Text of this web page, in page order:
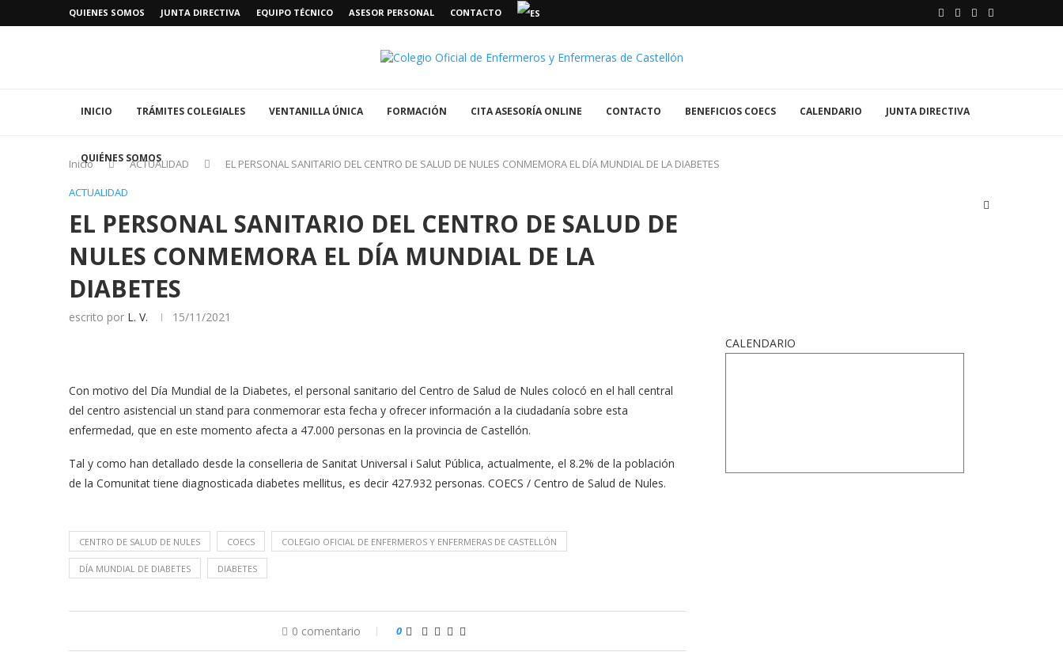
QUIENES SOMOS JUNTA DIRECTIVA EQUIPO TÉCNICO ASESOR PERSONAL CONTACTO
INICIO TRÁMITES COLEGIALES VENTANILLA ÚNICA FORMACIÓN CITA ASESORÍA ONLINE CONTACTO BENEFICIOS COECS CALENDARIO JUNTA DIRECTIVA
QUIÉNES SOMOS
Inicio ACTUALIDAD
EL PERSONAL SANITARIO DEL CENTRO DE SALUD DE NULES CONMEMORA EL DÍA MUNDIAL DE LA DIABETES
ACTUALIDAD
EL PERSONAL SANITARIO DEL CENTRO DE SALUD DE
NULES CONMEMORA EL DÍA MUNDIAL DE LA
DIABETES
escrito por L. V. 15/11/2021
Con motivo del Día Mundial de la Diabetes, el personal sanitario del Centro de Salud de Nules colocó en el hall central
del centro asistencial un stand para conmemorar esta fecha y ofrecer información a la ciudadanía sobre esta
enfermedad, que en este momento afecta a 47.000 personas en la provincia de Castellón.
Tal y como han detallado desde la conselleria de Sanitat Universal i Salut Pública, actualmente, el 8.2% de la población
de la Comunitat tiene diagnosticada diabetes mellitus, es decir 427.932 personas. COECS / Centro de Salud de Nules.
CENTRO DE SALUD DE NULES COECS COLEGIO OFICIAL DE ENFERMEROS Y ENFERMERAS DE CASTELLÓN
DÍA MUNDIAL DE DIABETES DIABETES
0 comentario 0
CALENDARIO